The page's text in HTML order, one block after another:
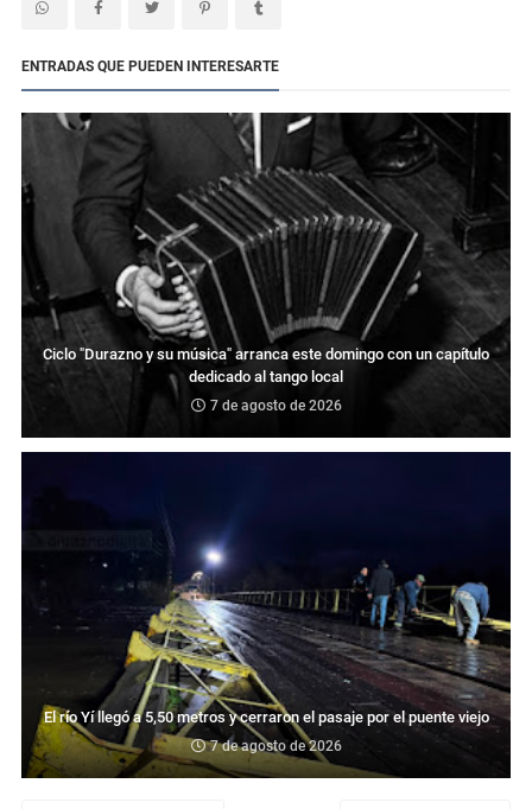
ENTRADAS QUE PUEDEN INTERESARTE
Ciclo "Durazno y su música" arranca este domingo con un capítulo
dedicado al tango local
7 de agosto de 2026
El río Yí llegó a 5,50 metros y cerraron el pasaje por el puente viejo
7 de agosto de 2026